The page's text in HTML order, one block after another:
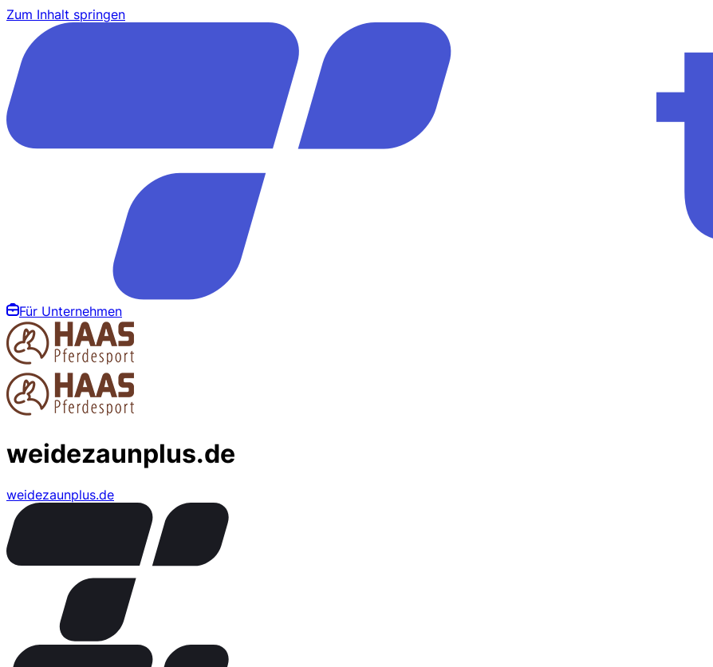
Zum Inhalt springen
Für Unternehmen
weidezaunplus.de
weidezaunplus.de